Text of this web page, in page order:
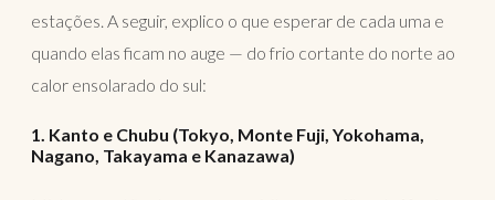
estações. A seguir, explico o que esperar de cada uma e
quando elas ficam no auge — do frio cortante do norte ao
calor ensolarado do sul:
1. Kanto e Chubu (Tokyo, Monte Fuji, Yokohama,
Nagano, Takayama e Kanazawa)